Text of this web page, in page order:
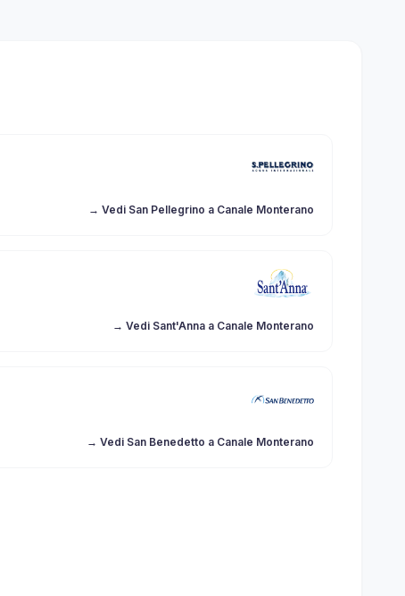
→ Vedi San Pellegrino a Canale Monterano
→ Vedi Sant'Anna a Canale Monterano
→ Vedi San Benedetto a Canale Monterano